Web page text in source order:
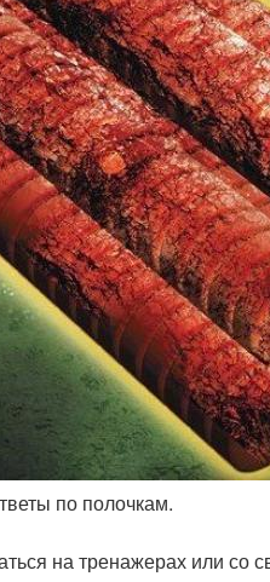
по полочкам.
на тренажерах или со